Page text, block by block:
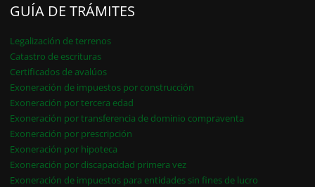
GUÍA DE TRÁMITES
Legalización de terrenos
Catastro de escrituras
Certificados de avalúos
Exoneración de impuestos por construcción
Exoneración por tercera edad
Exoneración por transferencia de dominio compraventa
Exoneración por prescripción
Exoneración por hipoteca
Exoneración por discapacidad primera vez
Exoneración de impuestos para entidades sin fines de lucro